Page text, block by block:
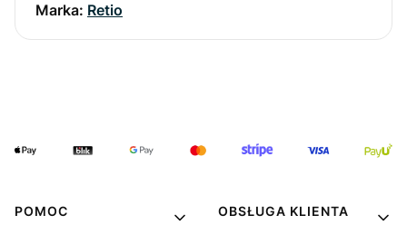
Marka: Retio
POMOC OBSŁUGA KLIENTA